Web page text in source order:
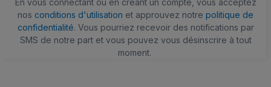
En vous connectant ou en créant un compte, vous acceptez
nos conditions d'utilisation et approuvez notre politique de
confidentialité. Vous pourriez recevoir des notifications par
SMS de notre part et vous pouvez vous désinscrire à tout
moment.